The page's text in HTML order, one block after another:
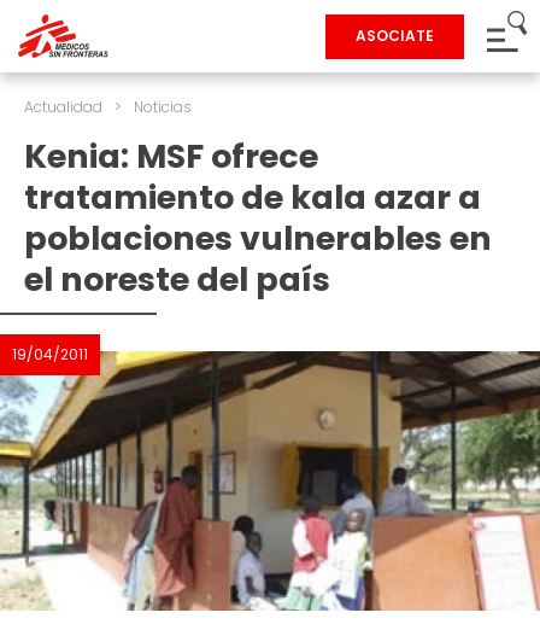
ASOCIATE
Actualidad > Noticias
Kenia: MSF ofrece
tratamiento de kala azar a
poblaciones vulnerables en
el noreste del país
19/04/2011